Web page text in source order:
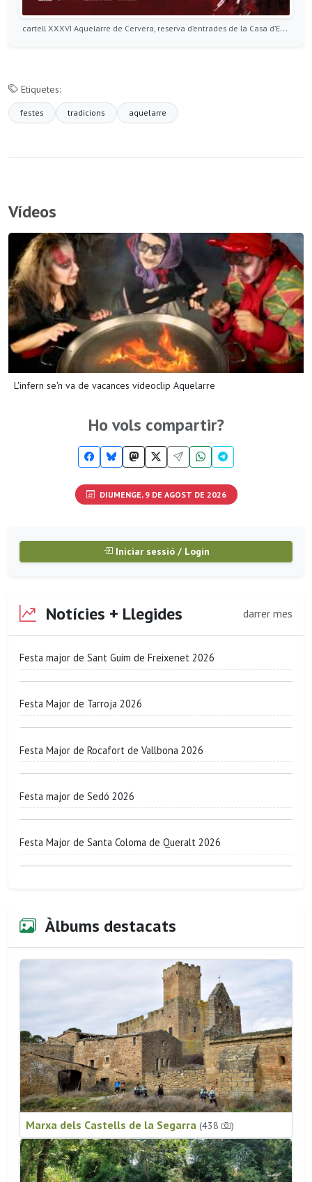
cartell XXXVI Aquelarre de Cervera, reserva d’entrades de la Casa d’Estiu del Mascle Cabró
Etiquetes:
festes tradicions aquelarre
Vídeos
L'infern se'n va de vacances videoclip Aquelarre
Ho vols compartir?
DIUMENGE, 9 DE AGOST DE 2026
Iniciar sessió / Login
Notícies + Llegides darrer mes
Festa major de Sant Guim de Freixenet 2026
Festa Major de Tarroja 2026
Festa Major de Rocafort de Vallbona 2026
Festa major de Sedó 2026
Festa Major de Santa Coloma de Queralt 2026
Àlbums destacats
Marxa dels Castells de la Segarra (438 )